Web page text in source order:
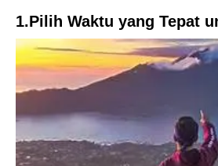
1.Pilih Waktu yang Tepat